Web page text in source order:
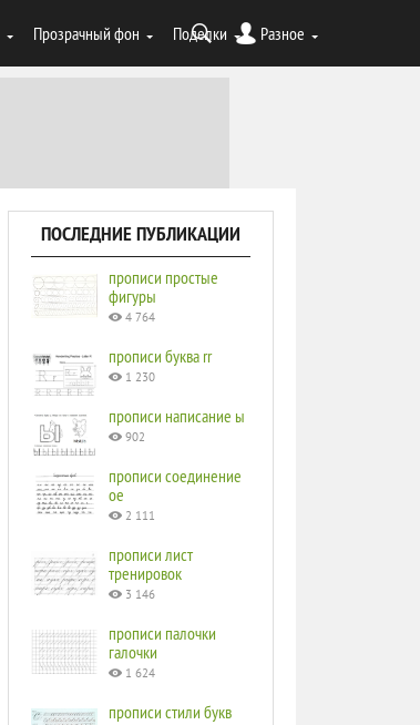
Прозрачный фон Поделки Разное
ПОСЛЕДНИЕ ПУБЛИКАЦИИ
прописи простые
фигуры
4 764
прописи буква rr
1 230
прописи написание ы
902
прописи соединение
ое
2 111
прописи лист
тренировок
3 146
прописи палочки
галочки
1 624
прописи стили букв